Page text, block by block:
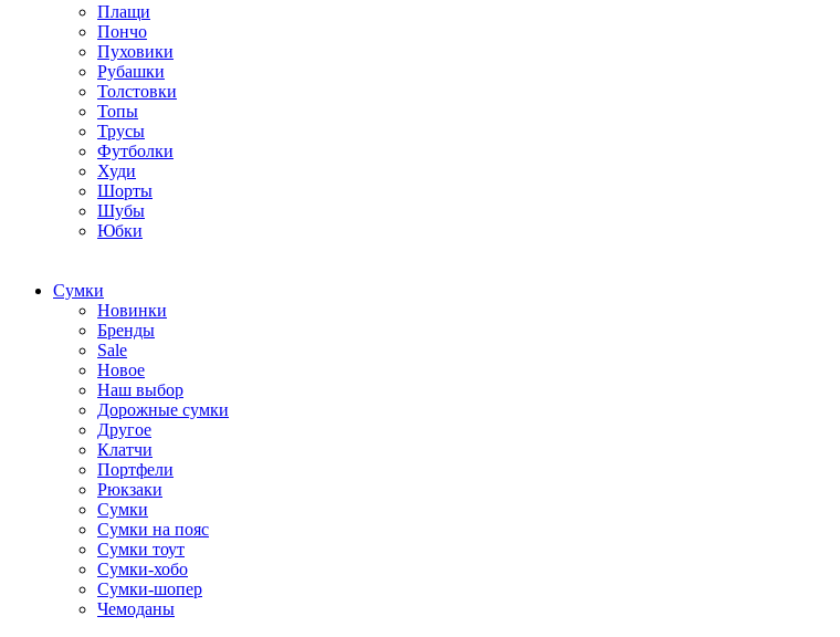
Плащи
Пончо
Пуховики
Рубашки
Толстовки
Топы
Трусы
Футболки
Худи
Шорты
Шубы
Юбки
Cумки
Новинки
Бренды
Sale
Новое
Наш выбор
Дорожные сумки
Другое
Клатчи
Портфели
Рюкзаки
Сумки
Сумки на пояс
Сумки тоут
Сумки-хобо
Сумки-шопер
Чемоданы